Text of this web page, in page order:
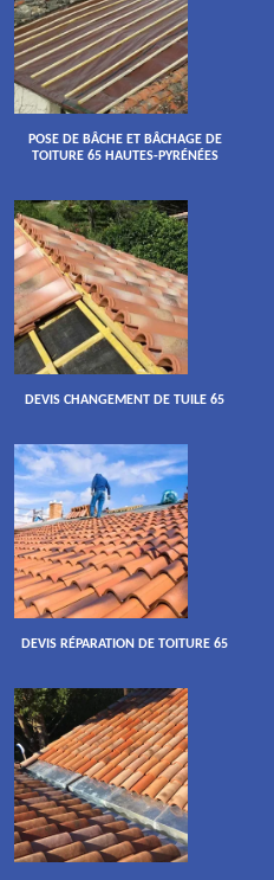
POSE DE BÂCHE ET BÂCHAGE DE
TOITURE 65 HAUTES-PYRÉNÉES
DEVIS CHANGEMENT DE TUILE 65
DEVIS RÉPARATION DE TOITURE 65